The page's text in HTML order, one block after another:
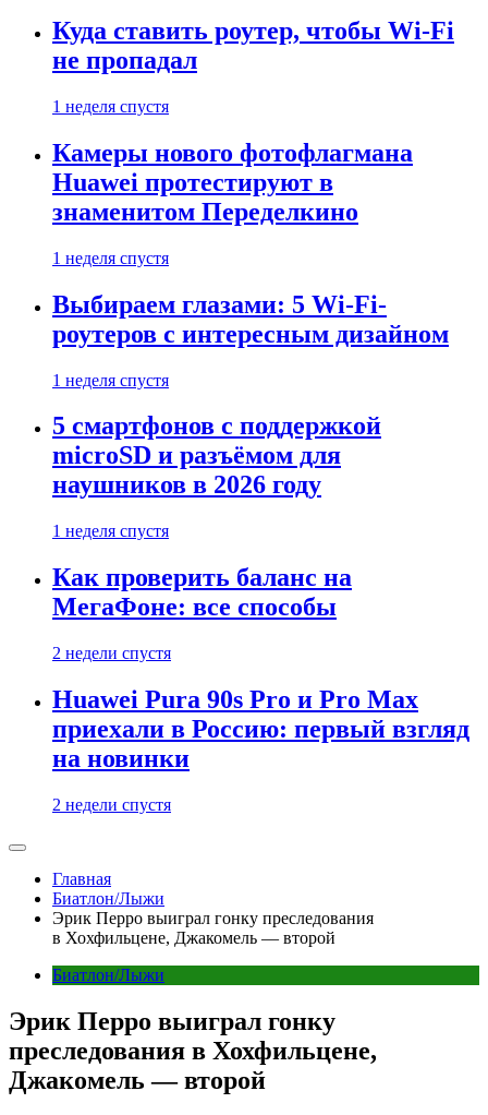
Куда ставить роутер, чтобы Wi-Fi
не пропадал
1 неделя спустя
Камеры нового фотофлагмана
Huawei протестируют в
знаменитом Переделкино
1 неделя спустя
Выбираем глазами: 5 Wi-Fi-
роутеров с интересным дизайном
1 неделя спустя
5 смартфонов с поддержкой
microSD и разъёмом для
наушников в 2026 году
1 неделя спустя
Как проверить баланс на
МегаФоне: все способы
2 недели спустя
Huawei Pura 90s Pro и Pro Max
приехали в Россию: первый взгляд
на новинки
2 недели спустя
Главная
Биатлон/Лыжи
Эрик Перро выиграл гонку преследования
в Хохфильцене, Джакомель — второй
Биатлон/Лыжи
Эрик Перро выиграл гонку
преследования в Хохфильцене,
Джакомель — второй